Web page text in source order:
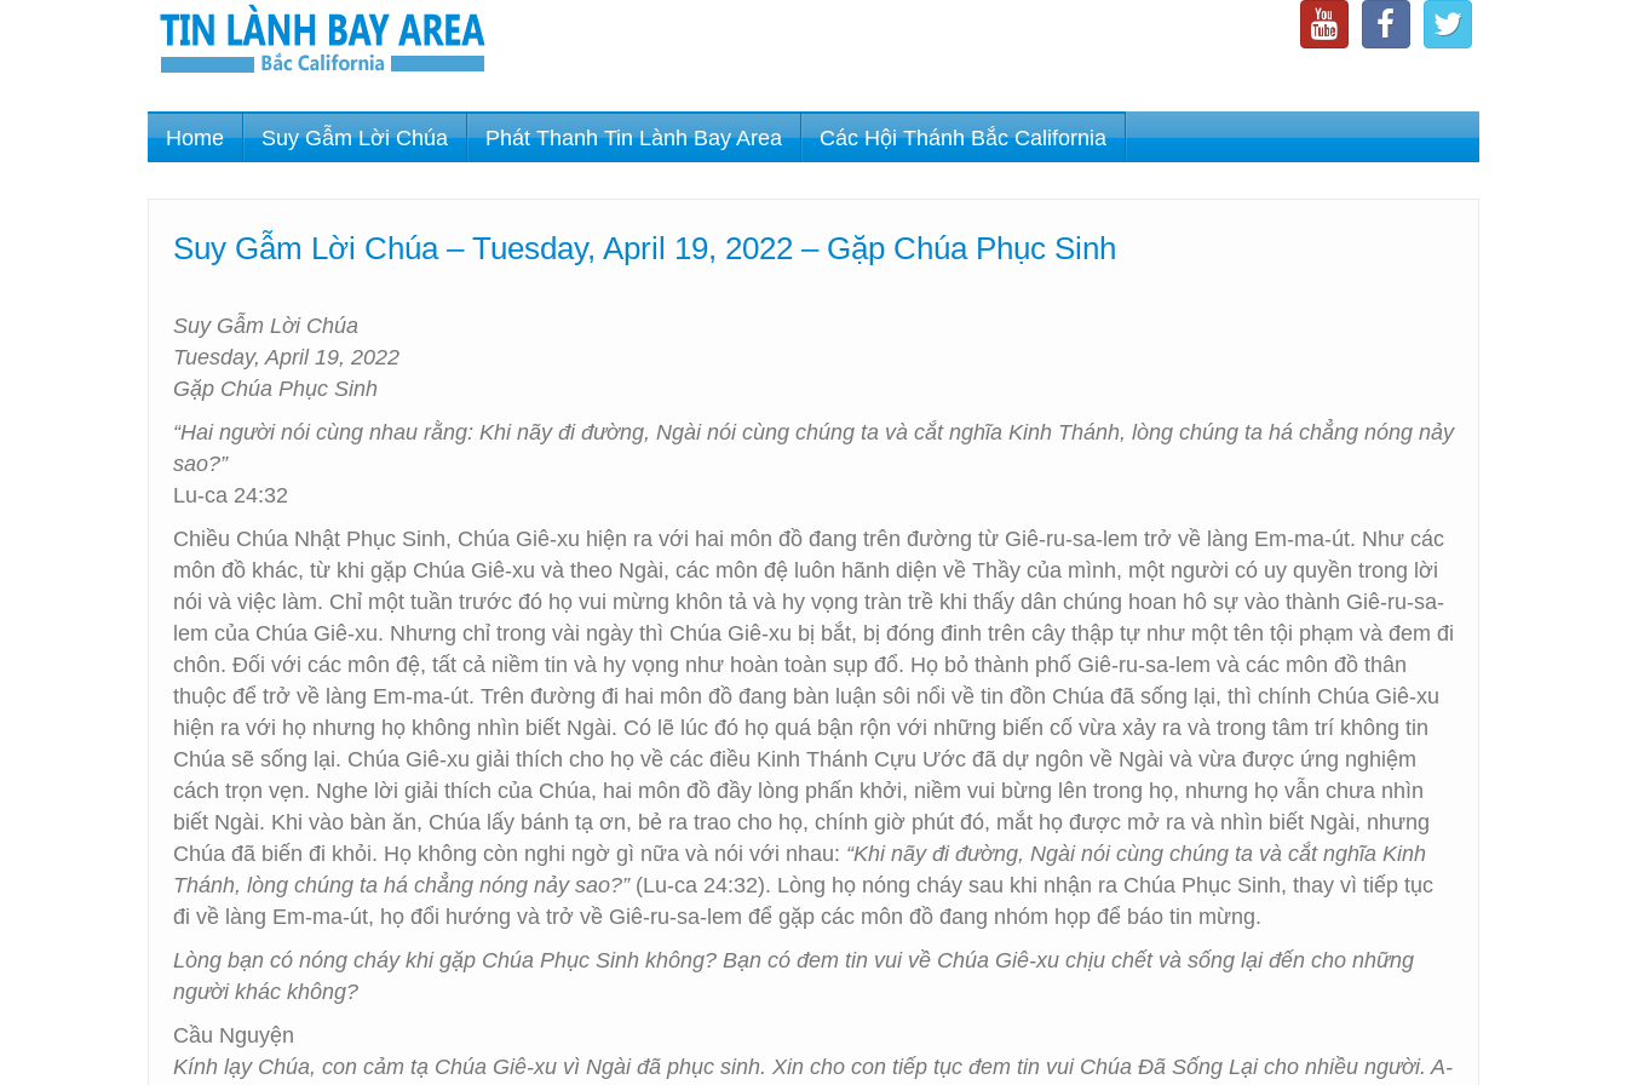
Home Suy Gẫm Lời Chúa Phát Thanh Tin Lành Bay Area Các Hội Thánh Bắc California
Suy Gẫm Lời Chúa – Tuesday, April 19, 2022 – Gặp Chúa Phục Sinh
Suy Gẫm Lời Chúa
Tuesday, April 19, 2022
Gặp Chúa Phục Sinh
“Hai người nói cùng nhau rằng: Khi nãy đi đường, Ngài nói cùng chúng ta và cắt nghĩa Kinh Thánh, lòng chúng ta há chẳng nóng nảy
sao?”
Lu-ca 24:32
Chiều Chúa Nhật Phục Sinh, Chúa Giê-xu hiện ra với hai môn đồ đang trên đường từ Giê-ru-sa-lem trở về làng Em-ma-út. Như các
môn đồ khác, từ khi gặp Chúa Giê-xu và theo Ngài, các môn đệ luôn hãnh diện về Thầy của mình, một người có uy quyền trong lời
nói và việc làm. Chỉ một tuần trước đó họ vui mừng khôn tả và hy vọng tràn trề khi thấy dân chúng hoan hô sự vào thành Giê-ru-sa-
lem của Chúa Giê-xu. Nhưng chỉ trong vài ngày thì Chúa Giê-xu bị bắt, bị đóng đinh trên cây thập tự như một tên tội phạm và đem đi
chôn. Đối với các môn đệ, tất cả niềm tin và hy vọng như hoàn toàn sụp đổ. Họ bỏ thành phố Giê-ru-sa-lem và các môn đồ thân
thuộc để trở về làng Em-ma-út. Trên đường đi hai môn đồ đang bàn luận sôi nổi về tin đồn Chúa đã sống lại, thì chính Chúa Giê-xu
hiện ra với họ nhưng họ không nhìn biết Ngài. Có lẽ lúc đó họ quá bận rộn với những biến cố vừa xảy ra và trong tâm trí không tin
Chúa sẽ sống lại. Chúa Giê-xu giải thích cho họ về các điều Kinh Thánh Cựu Ước đã dự ngôn về Ngài và vừa được ứng nghiệm
cách trọn vẹn. Nghe lời giải thích của Chúa, hai môn đồ đầy lòng phấn khởi, niềm vui bừng lên trong họ, nhưng họ vẫn chưa nhìn
biết Ngài. Khi vào bàn ăn, Chúa lấy bánh tạ ơn, bẻ ra trao cho họ, chính giờ phút đó, mắt họ được mở ra và nhìn biết Ngài, nhưng
Chúa đã biến đi khỏi. Họ không còn nghi ngờ gì nữa và nói với nhau: “Khi nãy đi đường, Ngài nói cùng chúng ta và cắt nghĩa Kinh
Thánh, lòng chúng ta há chẳng nóng nảy sao?”(Lu-ca 24:32). Lòng họ nóng cháy sau khi nhận ra Chúa Phục Sinh, thay vì tiếp tục
đi về làng Em-ma-út, họ đổi hướng và trở về Giê-ru-sa-lem để gặp các môn đồ đang nhóm họp để báo tin mừng.
Lòng bạn có nóng cháy khi gặp Chúa Phục Sinh không? Bạn có đem tin vui về Chúa Giê-xu chịu chết và sống lại đến cho những
người khác không?
Cầu Nguyện
Kính lạy Chúa, con cảm tạ Chúa Giê-xu vì Ngài đã phục sinh. Xin cho con tiếp tục đem tin vui Chúa Đã Sống Lại cho nhiều người. A-